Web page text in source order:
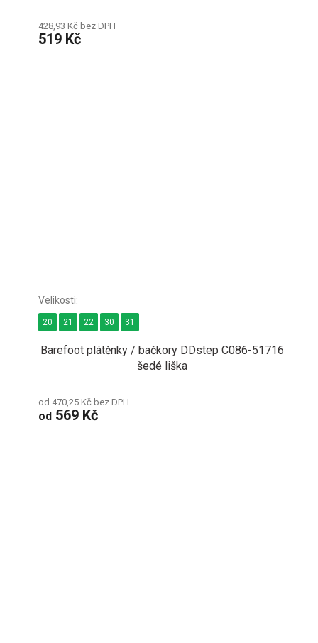
428,93 Kč bez DPH
519 Kč
Barefoot plátěnky / bačkory DDstep C086-51716
šedé liška
od 470,25 Kč bez DPH
od 569 Kč
20 21 22 30 31